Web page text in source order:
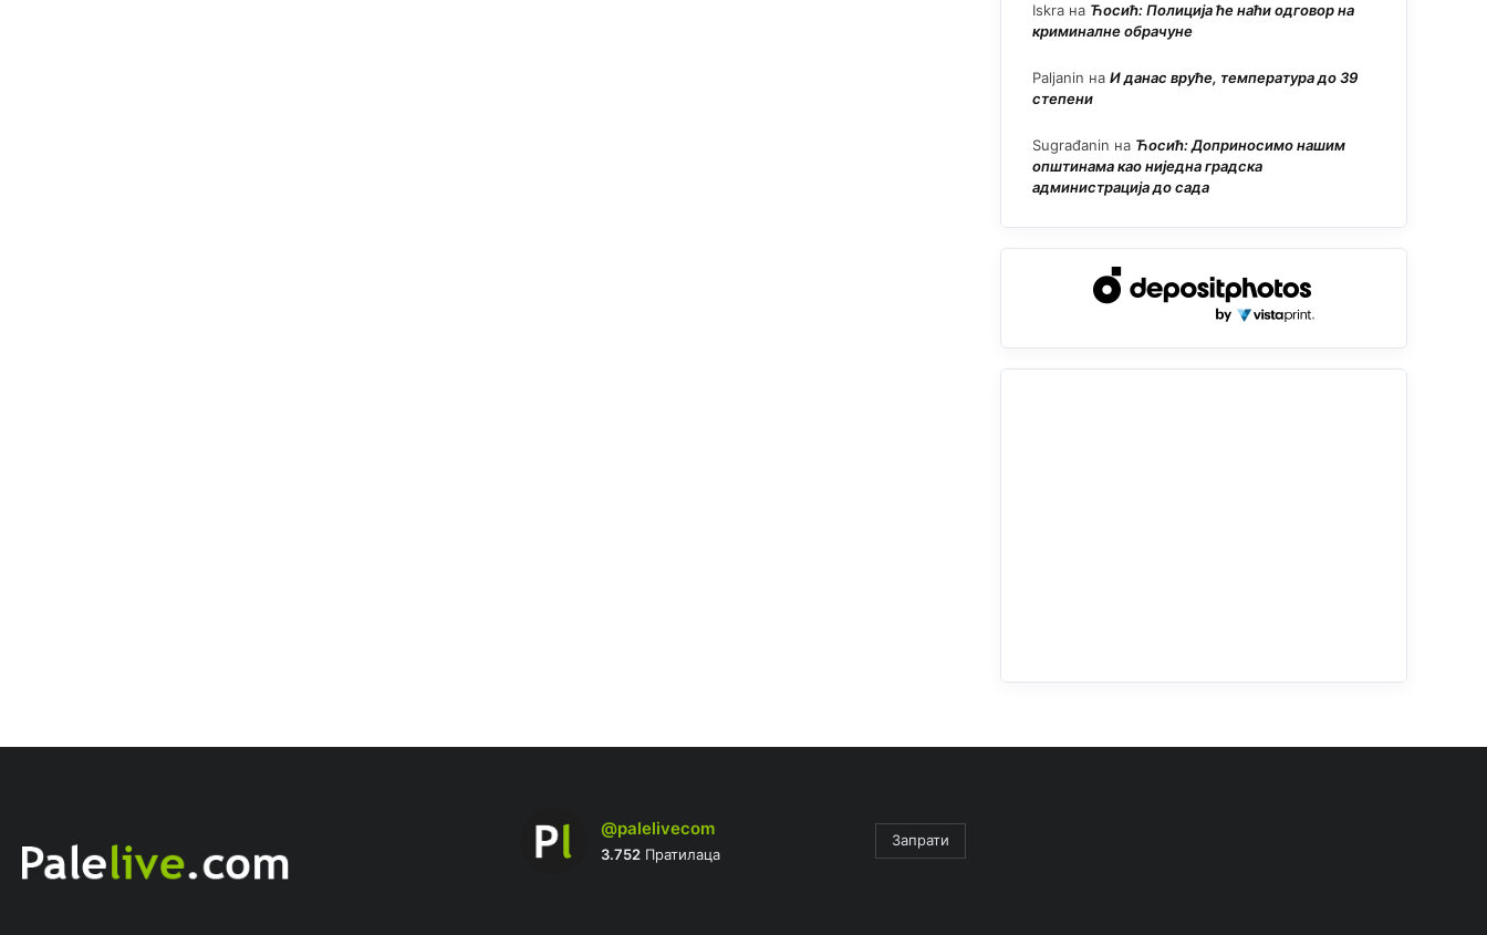
Iskra на Ћосић: Полиција ће наћи одговор на
криминалне обрачуне
Paljanin на И данас вруће, температура до 39
степени
Sugrađanin на Ћосић: Доприносимо нашим
општинама као ниједна градска
администрација до сада
@palelivecom
3.752Пратилаца
Запрати